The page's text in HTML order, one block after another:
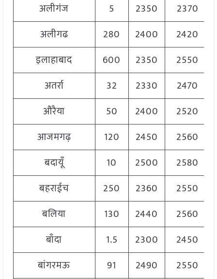
अलीगंज
5 2350 2370
अलीगढ
280 2400 2420
इलाहाबाद
600 2350 2550
अतर्रा
32 2330 2470
औरैया
50 2400 2520
आजमगढ़
120 2450 2560
बदायूँ
10 2500 2580
बहराईच
250 2360 2550
बलिया
130 2440 2560
बाँदा
1.5 2300 2450
बांगरमऊ
91 2490 2550